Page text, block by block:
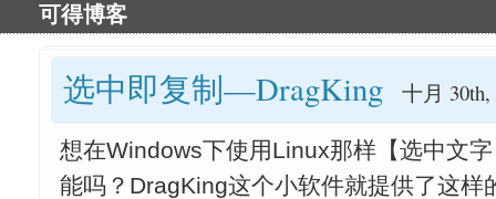
可得博客
选中即复制—DragKing 十月 30th,
想在Windows下使用Linux那样【选中文
能吗？DragKing这个小软件就提供了这样